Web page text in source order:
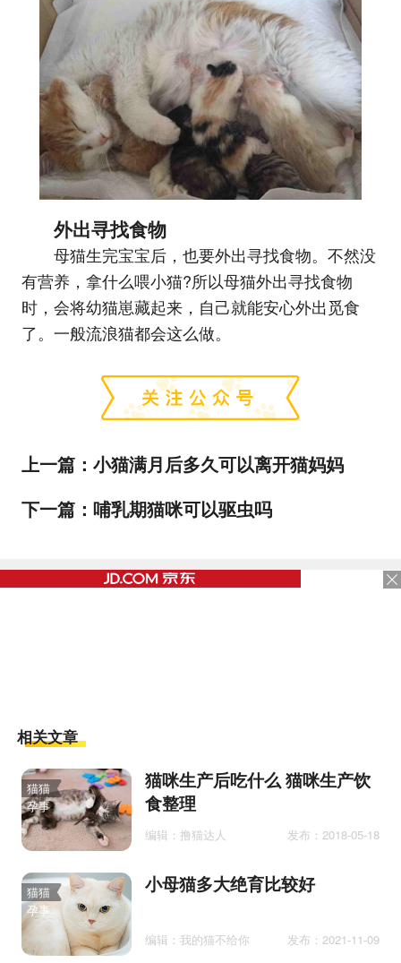
外出寻找食物
母猫生完宝宝后，也要外出寻找食物。不然没
有营养，拿什么喂小猫?所以母猫外出寻找食物
时，会将幼猫崽藏起来，自己就能安心外出觅食
了。一般流浪猫都会这么做。
上一篇： 小猫满月后多久可以离开猫妈妈
下一篇： 哺乳期猫咪可以驱虫吗
相关文章
猫猫
孕事
猫咪生产后吃什么 猫咪生产饮
食整理
编辑：撸猫达人 发布：2018-05-18
猫猫
孕事
小母猫多大绝育比较好
编辑：我的猫不给你 发布：2021-11-09